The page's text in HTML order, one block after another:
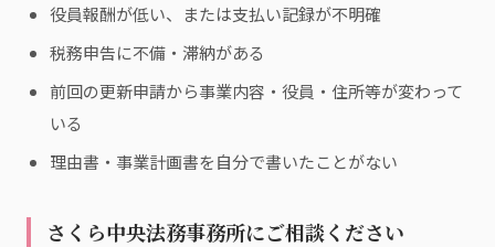
役員報酬が低い、または支払い記録が不明確
税務申告に不備・滞納がある
前回の更新申請から事業内容・役員・住所等が変わって
いる
理由書・事業計画書を自分で書いたことがない
さくら中央法務事務所にご相談ください